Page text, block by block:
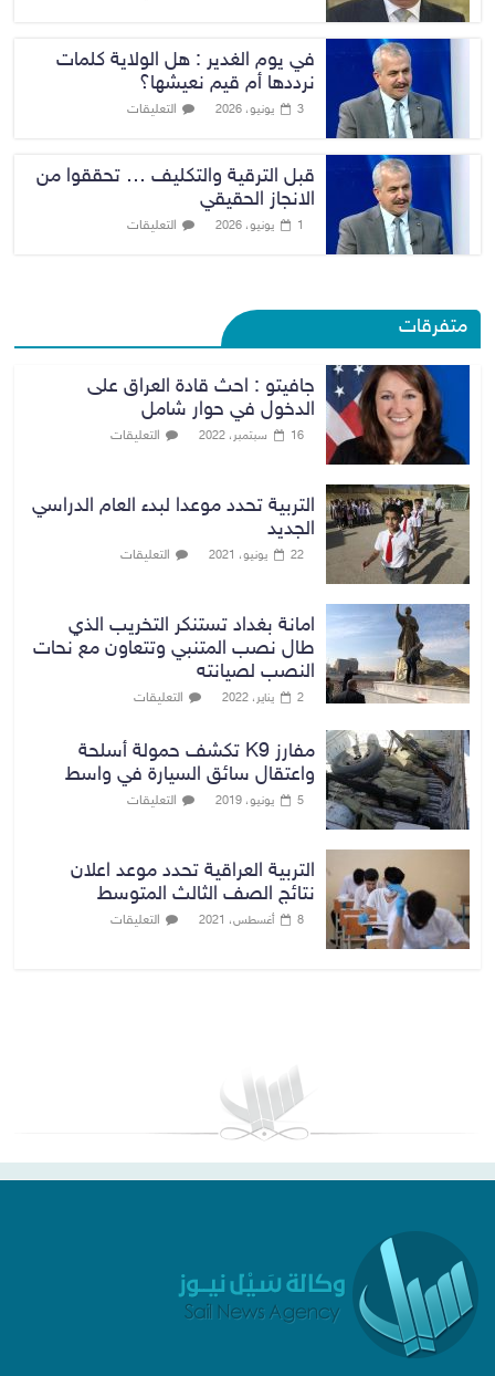
في يوم الغدير : هل الولاية كلمات
نرددها أم قيم نعيشها؟
3 يونيو، 2026 التعليقات
قبل الترقية والتكليف … تحققوا من
الانجاز الحقيقي
1 يونيو، 2026 التعليقات
متفرقات
جافيتو : احث قادة العراق على
الدخول في حوار شامل
16 سبتمبر، 2022 التعليقات
التربية تحدد موعدا لبدء العام الدراسي
الجديد
22 يونيو، 2021 التعليقات
امانة بغداد تستنكر التخريب الذي
طال نصب المتنبي وتتعاون مع نحات
النصب لصيانته
2 يناير، 2022 التعليقات
مفارز K9 تكشف حمولة أسلحة
واعتقال سائق السيارة في واسط
5 يونيو، 2019 التعليقات
التربية العراقية تحدد موعد اعلان
نتائج الصف الثالث المتوسط
8 أغسطس، 2021 التعليقات